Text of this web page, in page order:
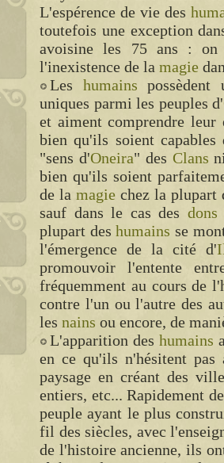
L'espérence de vie des
toutefois une exception
avoisine les 75 ans : on
l'inexistence de la magie
Les humains possèdent
uniques parmi les peuples d'
et aiment comprendre
bien qu'ils soient capables
"sens d'Oneira" des Clans
bien qu'ils soient
de la magie chez la plupart
sauf dans le cas des
plupart deshumains se
l'émergence de la cité d'
promouvoir l'entente
fréquemment au cours de
contre l'un ou l'autre des
les nains ou encore, de
L'apparition deshumains
en ce qu'ils n'hésitent
paysage en créant des
entiers, etc... Rapidement
peuple ayant le plus
fil des siècles, avec
de l'histoire ancienne, ils